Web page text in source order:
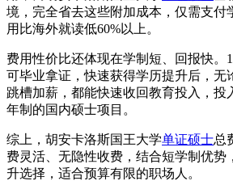
境，完全省去这些附加成本，仅需支付
用比海外就读低60%以上。
费用性价比还体现在学制短、回报快。
可毕业拿证，快速获得学历提升后，无
跳槽加薪，都能快速收回教育投入，投
年制的国内硕士项目。
综上，胡安卡洛斯国王大学单证硕士总
费灵活、无隐性收费，结合短学制优势
升选择，适合预算有限的职场人。